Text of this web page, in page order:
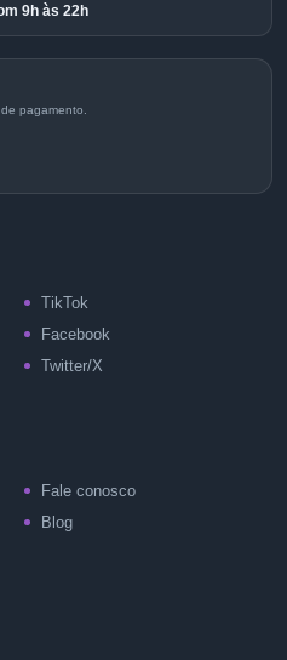
9h às 22h
pagamento.
TikTok
Facebook
Twitter/X
Fale conosco
Blog